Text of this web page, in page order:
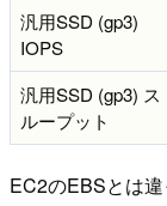
汎用SSD (gp3)
IOPS
汎用SSD (gp3) ス
ループット
EC2のEBSとは違